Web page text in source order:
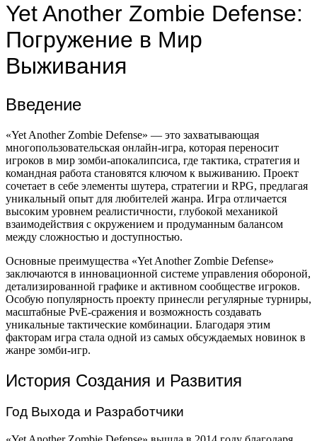
Yet Another Zombie Defense:
Погружение в Мир
Выживания
Введение
«Yet Another Zombie Defense» — это захватывающая
многопользовательская онлайн-игра, которая переносит
игроков в мир зомби-апокалипсиса, где тактика, стратегия и
командная работа становятся ключом к выживанию. Проект
сочетает в себе элементы шутера, стратегии и RPG, предлагая
уникальный опыт для любителей жанра. Игра отличается
высоким уровнем реалистичности, глубокой механикой
взаимодействия с окружением и продуманным балансом
между сложностью и доступностью.
Основные преимущества «Yet Another Zombie Defense»
заключаются в инновационной системе управления обороной,
детализированной графике и активном сообществе игроков.
Особую популярность проекту принесли регулярные турниры,
масштабные PvE-сражения и возможность создавать
уникальные тактические комбинации. Благодаря этим
факторам игра стала одной из самых обсуждаемых новинок в
жанре зомби-игр.
История Создания и Развития
Год Выхода и Разработчики